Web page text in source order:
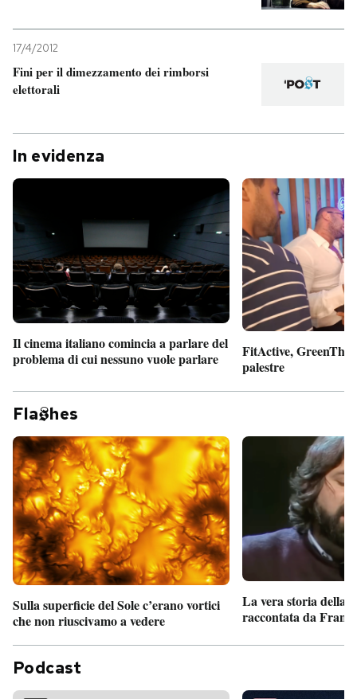
17/4/2012
Fini per il dimezzamento dei rimborsi
elettorali
In evidenza
Il cinema italiano comincia a parlare del
problema di cui nessuno vuole parlare
FitActive,
palestre
Fla hes
Sulla superficie del Sole c’erano vortici
che non riuscivamo a vedere
La vera storia della
raccontata da
Podcast